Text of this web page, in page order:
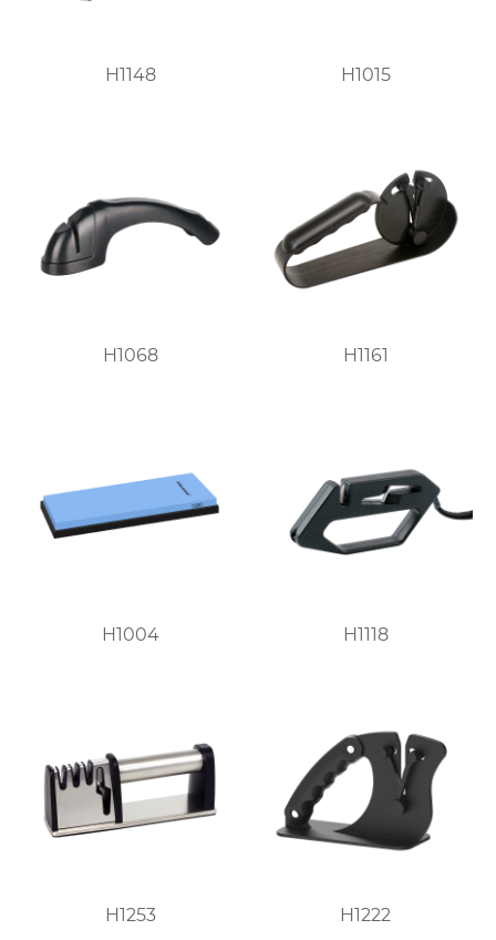
H1148 H1015
H1068 H1161
H1004 H1118
H1253 H1222